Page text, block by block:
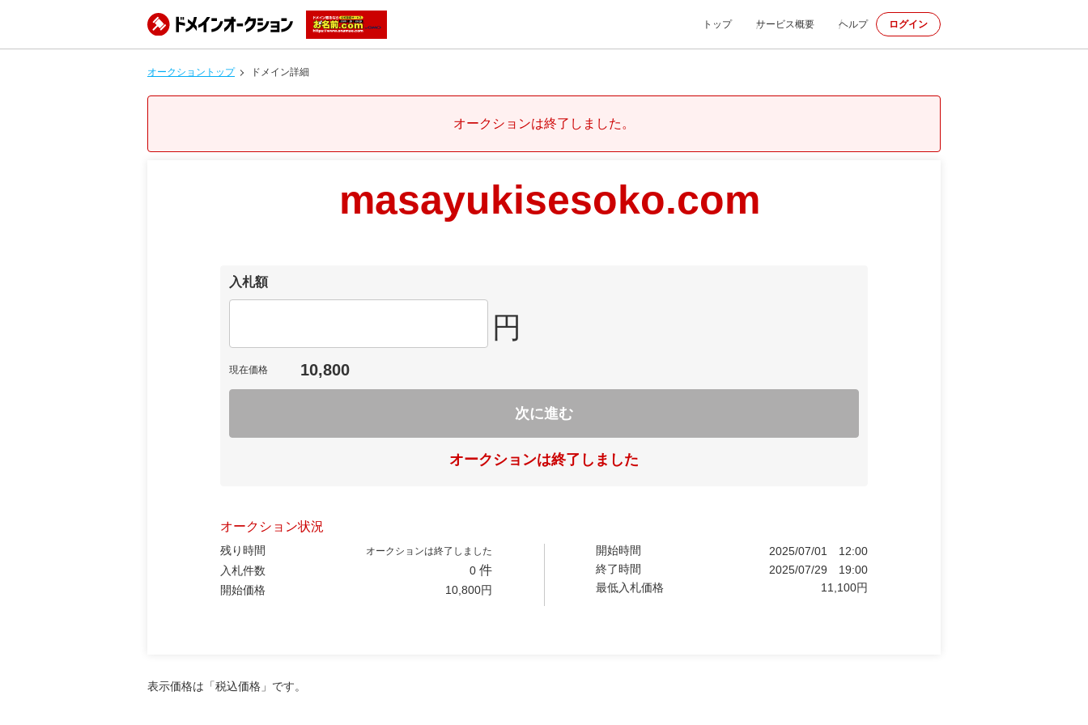
トップ サービス概要 ヘルプ ログイン
オークショントップ ドメイン詳細
オークションは終了しました。
masayukisesoko.com
入札額
円
現在価格 10,800
次に進む
オークションは終了しました
オークション状況
残り時間 オークションは終了しました
入札件数 0 件
開始価格 10,800円
開始時間 2025/07/01
12:00
終了時間
2025/07/29
19:00
最低入札価格
11,100円
表示価格は「税込価格」です。